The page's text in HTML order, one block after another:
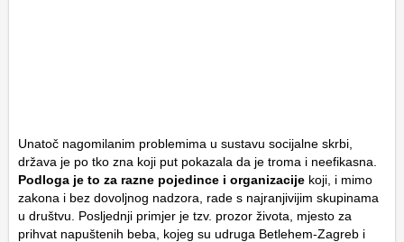
Unatoč nagomilanim problemima u sustavu socijalne skrbi,
država je po tko zna koji put pokazala da je troma i neefikasna.
Podloga je to za razne pojedince i organizacije koji, i mimo
zakona i bez dovoljnog nadzora, rade s najranjivijim skupinama
u društvu. Posljednji primjer je tzv. prozor života, mjesto za
prihvat napuštenih beba, kojeg su udruga Betlehem-Zagreb i